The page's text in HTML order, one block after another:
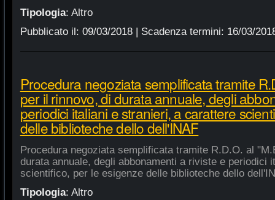
Tipologia: Altro
Pubblicato il: 09/03/2018| Scadenza termini: 16/03/
Procedura negoziata semplificata tramite
per il rinnovo, di durata annuale, degli
periodici italiani e stranieri, a carattere
delle biblioteche dello dell'INAF
Procedura negoziata semplificata tramite R.D.O. al
durata annuale, degli abbonamenti a riviste e periodici
scientifico, per le esigenze delle biblioteche dello
Tipologia: Altro